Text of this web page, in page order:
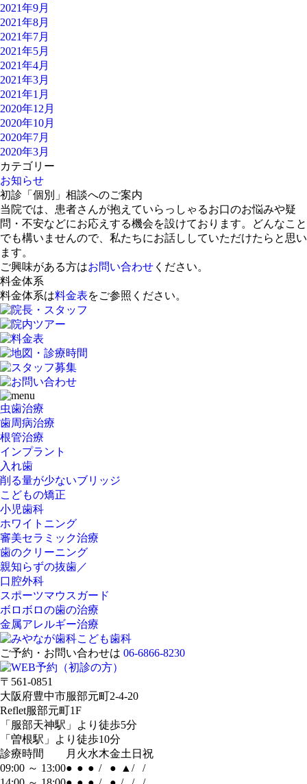
2021年9月
2021年8月
2021年7月
2021年5月
2021年4月
2021年3月
2021年1月
2020年12月
2020年10月
2020年7月
2020年3月
カテゴリー
お知らせ
初診「個別」相談へのご案内
当院では、患者さんが抱えていらっしゃるお口のお悩みや疑
問・不安などにお応えする機会を設けております。どんなこと
でも構いませんので、私たちにお話ししていただけたらと思い
ます。
ご興味がある方はお問い合わせ ください。
料金体系
料金体系は料金表をご参照ください。
虫歯治療
歯周病治療
根管治療
インプラント
入れ歯
削る量が少ないブリッジ
こどもの矯正
小児歯科
ホワイトニング
審美セラミック治療
歯のクリーニング
親知らずの抜歯／
口腔外科
スポーツマウスガード
ボロボロの歯の治療
金属アレルギー治療
ご予約・お問い合わせは 06-6866-8230
〒561-0851
大阪府豊中市服部元町2-4-20
Reflet服部元町1F
「服部天神駅」より徒歩5分
「曽根駅」より徒歩10分
診療時間
月 火水木金土 日 祝
09:00 ～ 13:00● ● ● / ● ▲ /
/